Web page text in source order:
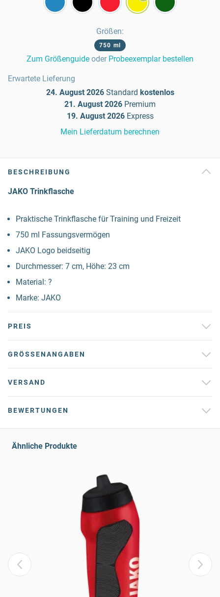
Größen:
750 ml
Zum Größenguide oder Probeexemplar bestellen
Erwartete Lieferung
24. August 2026 Standard kostenlos
21. August 2026 Premium
19. August 2026 Express
Mein Lieferdatum berechnen
BESCHREIBUNG
JAKO Trinkflasche
Praktische Trinkflasche für Training und Freizeit
750 ml Fassungsvermögen
JAKO Logo beidseitig
Durchmesser: 7 cm, Höhe: 23 cm
Material: ?
Marke: JAKO
PREIS
GRÖSSENANGABEN
VERSAND
BEWERTUNGEN
Ähnliche Produkte